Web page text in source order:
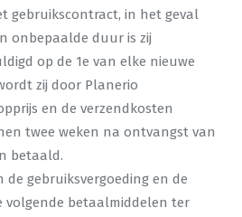
gebruikscontract, in het geval
onbepaalde duur is zij
op de 1e van elke nieuwe
zij door Planerio
en de verzendkosten
twee weken na ontvangst van
betaald.
de gebruiksvergoeding en de
volgende betaalmiddelen ter